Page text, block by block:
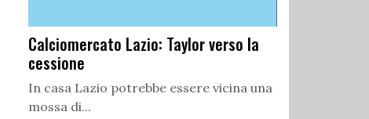
Calciomercato Lazio: Taylor verso la
cessione
In casa Lazio potrebbe essere vicina una
mossa di...